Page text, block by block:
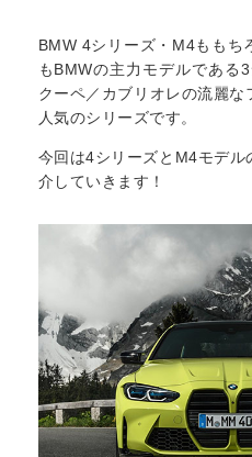
BMW 4シリーズ・M4ももち
もBMWの主力モデルである
クーペ／カブリオレの流麗
人気のシリーズです。
今回は4シリーズとM4モデ
介していきます！